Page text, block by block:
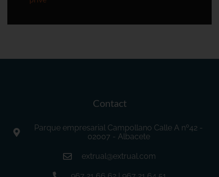
Contact
Parque empresarial Campollano Calle A nº42 -
02007 - Albacete
extrual@extrual.com